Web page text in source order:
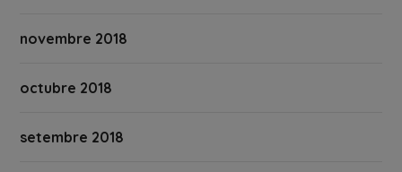
novembre 2018
octubre 2018
setembre 2018